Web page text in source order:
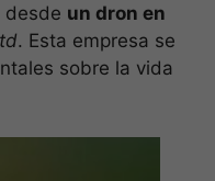
desde un dron en
. Esta empresa se
sobre la vida